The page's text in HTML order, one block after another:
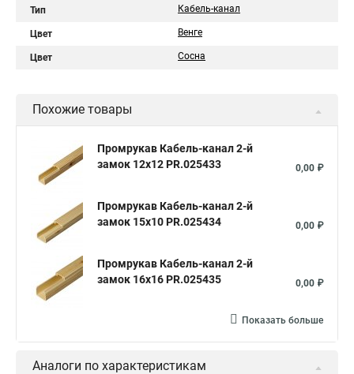
Тип Кабель-канал
Цвет Венге
Цвет Сосна
Похожие товары
Промрукав Кабель-канал 2-й
замок 12х12 PR.025433
0,00 ₽
Промрукав Кабель-канал 2-й
замок 15х10 PR.025434
0,00 ₽
Промрукав Кабель-канал 2-й
замок 16х16 PR.025435
0,00 ₽
Показать больше
Аналоги по характеристикам